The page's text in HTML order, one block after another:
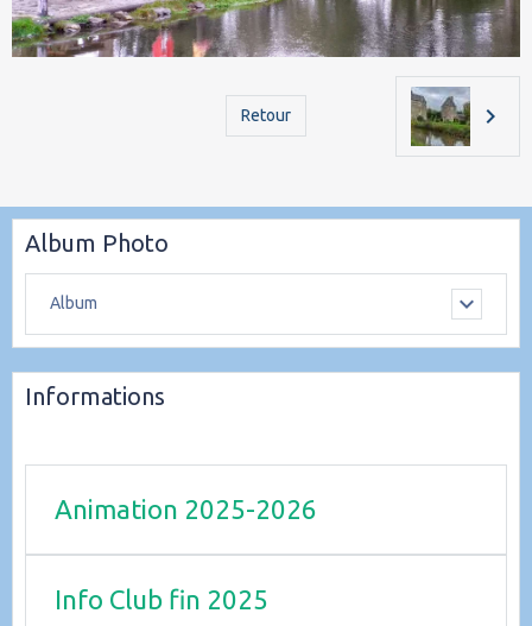
Retour
Album Photo
Album
Informations
Animation 2025-2026
Info Club fin 2025